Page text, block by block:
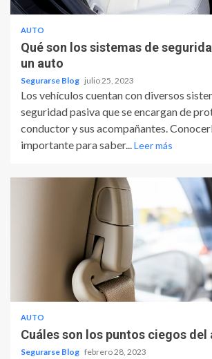
AUTO
Qué son los sistemas de
un auto
Segurarse Blog julio 25, 2023
Los vehículos cuentan con diversos
seguridad pasiva que se encargan de
conductor y sus acompañantes.
importante para saber...Leer más
AUTO
Cuáles son los puntos ciegos del
Segurarse Blog febrero 28, 2023